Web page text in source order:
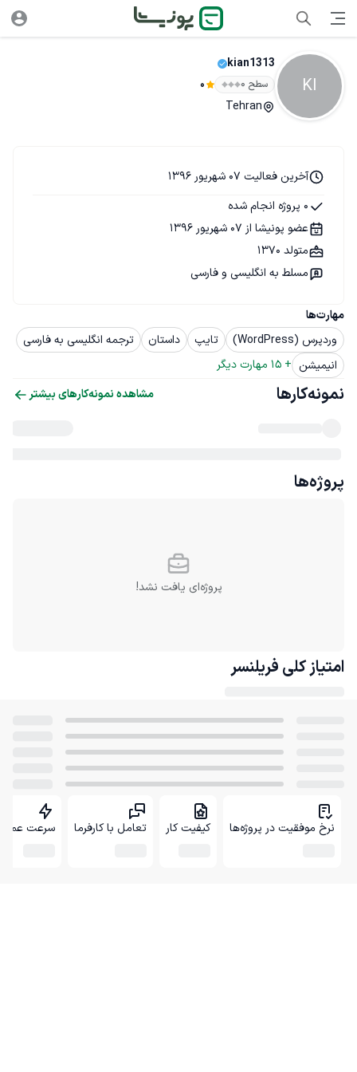
KI
kian1313
سطح ۰ 0
Tehran
مهارت‌ها
وردپرس (WordPress)
تایپ داستان
ترجمه انگلیسی به فارسی
انیمیشن +
15 مهارت دیگر
آخرین فعالیت 07 شهریور 1396
0 پروژه انجام شده
عضو پونیشا از 07 شهریور 1396
متولد 1370
مسلط به انگلیسی و فارسی
نمونه‌کارها مشاهده نمونه‌کارهای بیشتر
پروژه‌ها
پروژه‌ای یافت نشد!
امتیاز کلی فریلنسر
نرخ موفقیت در پروژه‌ها کیفیت کار تعامل با کارفرما سرعت عمل